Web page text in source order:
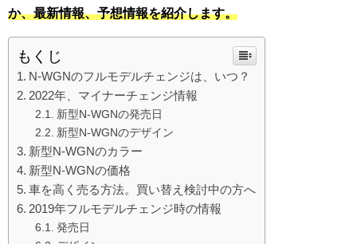
か、最新情報、予想情報を紹介します。
もくじ
N-WGNのフルモデルチェンジは、いつ？
2022年、マイナーチェンジ情報
新型N-WGNの発売日
新型N-WGNのデザイン
新型N-WGNのカラー
新型N-WGNの価格
車を高く売る方法。買い替え検討中の方へ
2019年フルモデルチェンジ時の情報
発売日